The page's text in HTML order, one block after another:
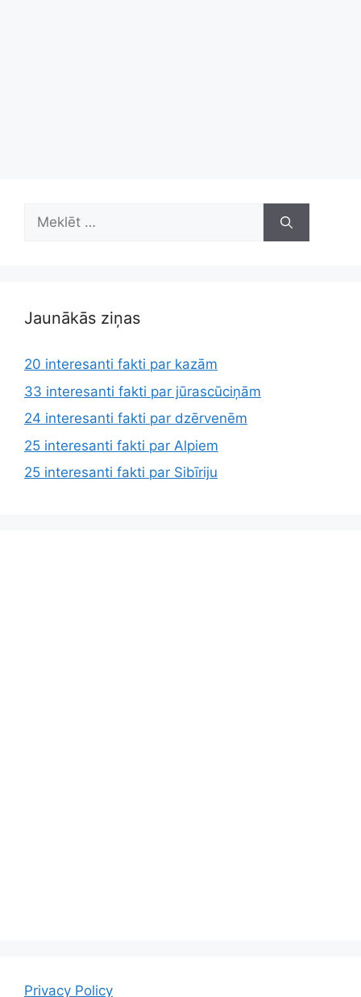
Meklēt:
Jaunākās ziņas
20 interesanti fakti par kazām
33 interesanti fakti par jūrascūciņām
24 interesanti fakti par dzērvenēm
25 interesanti fakti par Alpiem
25 interesanti fakti par Sibīriju
Privacy Policy